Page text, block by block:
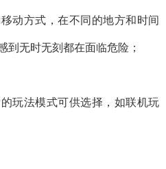
动方式，在不同的地方和时间
到无时无刻都在面临危险；
玩法模式可供选择，如联机玩